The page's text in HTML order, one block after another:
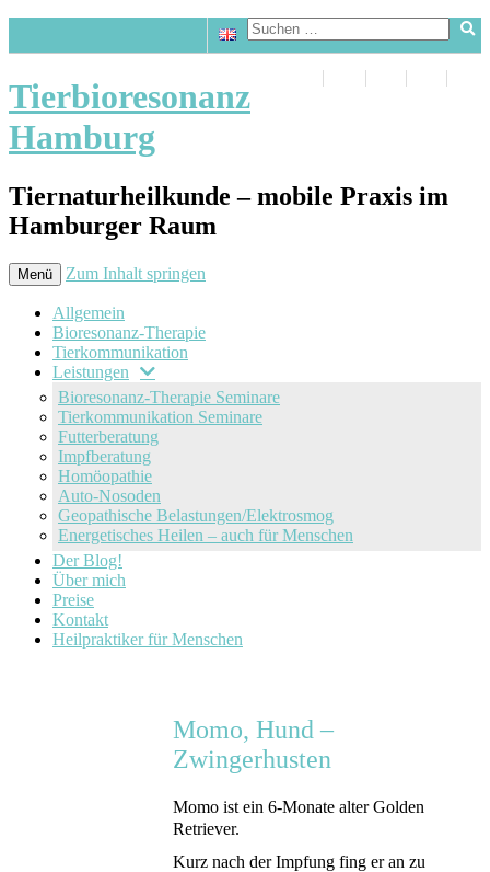
Tierbioresonanz
Hamburg
Tiernaturheilkunde – mobile Praxis im
Hamburger Raum
Menü Zum Inhalt springen
Allgemein
Bioresonanz-Therapie
Tierkommunikation
Leistungen
Bioresonanz-Therapie Seminare
Tierkommunikation Seminare
Futterberatung
Impfberatung
Homöopathie
Auto-Nosoden
Geopathische Belastungen/Elektrosmog
Energetisches Heilen – auch für Menschen
Der Blog!
Über mich
Preise
Kontakt
Heilpraktiker für Menschen
Momo, Hund –
Zwingerhusten
Momo ist ein 6-Monate alter Golden
Retriever.
Kurz nach der Impfung fing er an zu